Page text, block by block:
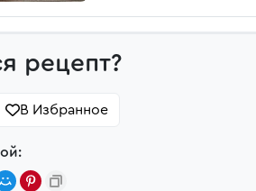
рецепт?
В Избранное